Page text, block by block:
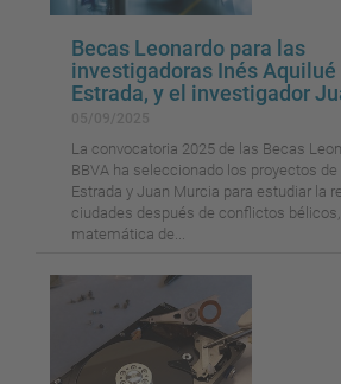
Becas Leonardo para las
investigadoras Inés Aquilué
Estrada, y el investigador
La convocatoria 2025 de las Becas
BBVA ha seleccionado los proyectos de
Estrada y Juan Murcia para estudiar la
ciudades después de conflictos
matemática de...